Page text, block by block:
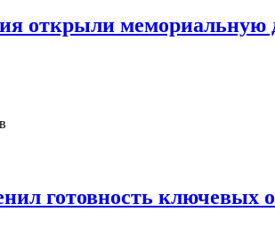
открыли
готовность ключевых